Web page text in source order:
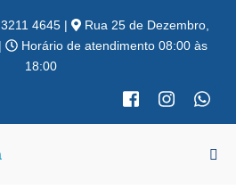
4645 |
Rua 25 de Dezembro,
Horário de atendimento 08:00 às
18:00